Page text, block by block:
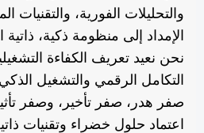
والتحليلات الفورية، والتقنيات
الإمداد إلى منظومة ذكية، ذاتية
نحن نعيد تعريف الكفاءة
التكامل الرقمي والتشغيل
صفر هدر، صفر تأخير، وصفر
اعتماد حلول خضراء وتقنيات